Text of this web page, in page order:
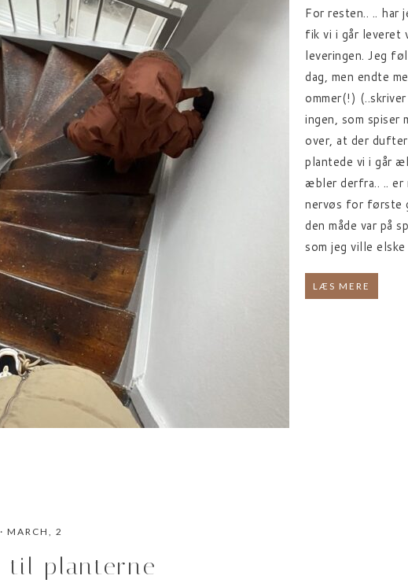
For resten.. .. har
fik vi i går leveret
leveringen. Jeg
dag, men endte
ommer(!)
ingen, som spiser
over, at der
plantede vi i går
æbler derfra.. ..
nervøs for første
den måde var på
som jeg ville
LÆS MERE
· MARCH, 2
til planterne